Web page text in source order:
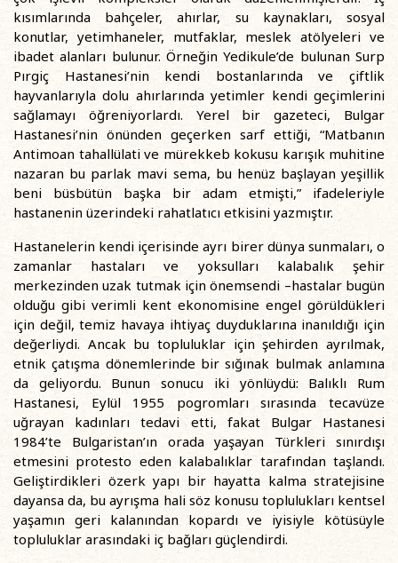
kısımlarında bahçeler, ahırlar, su kaynakları, sosyal
konutlar, yetimhaneler, mutfaklar, meslek atölyeleri ve
ibadet alanları bulunur. Örneğin Yedikule’de bulunan Surp
Pırgiç Hastanesi’nin kendi bostanlarında ve çiftlik
hayvanlarıyla dolu ahırlarında yetimler kendi geçimlerini
sağlamayı öğreniyorlardı. Yerel bir gazeteci, Bulgar
Hastanesi’nin önünden geçerken sarf ettiği, “Matbanın
Antimoan tahallülati ve mürekkeb kokusu karışık muhitine
nazaran bu parlak mavi sema, bu henüz başlayan yeşillik
beni büsbütün başka bir adam etmişti,” ifadeleriyle
hastanenin üzerindeki rahatlatıcı etkisini yazmıştır.
Hastanelerin kendi içerisinde ayrı birer dünya sunmaları, o
zamanlar hastaları ve yoksulları kalabalık şehir
merkezinden uzak tutmak için önemsendi –hastalar bugün
olduğu gibi verimli kent ekonomisine engel görüldükleri
için değil, temiz havaya ihtiyaç duyduklarına inanıldığı için
değerliydi. Ancak bu topluluklar için şehirden ayrılmak,
etnik çatışma dönemlerinde bir sığınak bulmak anlamına
da geliyordu. Bunun sonucu iki yönlüydü: Balıklı Rum
Hastanesi, Eylül 1955 pogromları sırasında tecavüze
uğrayan kadınları tedavi etti, fakat Bulgar Hastanesi
1984’te Bulgaristan’ın orada yaşayan Türkleri sınırdışı
etmesini protesto eden kalabalıklar tarafından taşlandı.
Geliştirdikleri özerk yapı bir hayatta kalma stratejisine
dayansa da, bu ayrışma hali söz konusu toplulukları kentsel
yaşamın geri kalanından kopardı ve iyisiyle kötüsüyle
topluluklar arasındaki iç bağları güçlendirdi.